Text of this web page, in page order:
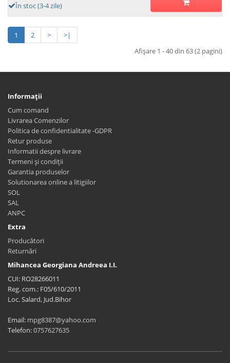
În stoc (3-4 zile)
1 2 >
>|
Afişare 1 - 40 din 63 (2 pagini)
Informaţii
Cum comand
Livrarea Comenzilor
Politica de confidentialitate -GDPR
Retur produse
Informatii despre livrare
Termeni și condiții
Garantia produselor
Solutionarea online a litigiilor
SOL
SAL
ANPC
Extra
Producători
Returnări
Mihancea Georgiana Andreea I.I.
CUI: RO28266011
Reg. com.: F05/610/2011
Loc. Salard, Jud.Bihor
Email: mpg8387@yahoo.com
Telefon:0757627635